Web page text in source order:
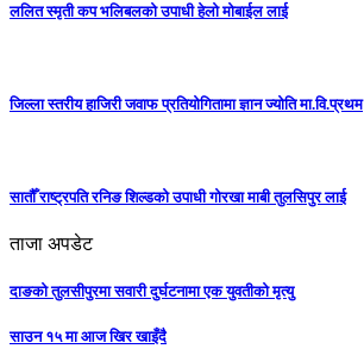
ललित स्मृती कप भलिबलको उपाधी हेलो मोबाईल लाई
जिल्ला स्तरीय हाजिरी जवाफ प्रतियोगितामा ज्ञान ज्योति मा.वि.प्रथम
सातौँ राष्ट्रपति रनिङ शिल्डको उपाधी गोरखा माबी तुलसिपुर लाई
ताजा अपडेट
दाङको तुलसीपुरमा सवारी दुर्घटनामा एक युवतीको मृत्यु
साउन १५ मा आज खिर खाइँदै